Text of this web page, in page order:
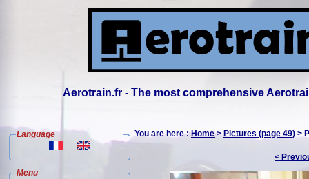
Aerotrain.fr - The most comprehensive
Language
Menu
You are here :Home>Pictures (page 49) >
<